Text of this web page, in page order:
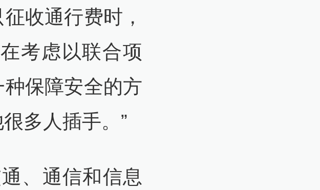
收通行费时，
考虑以联合项
保障安全的方
多人插手。”
、通信和信息